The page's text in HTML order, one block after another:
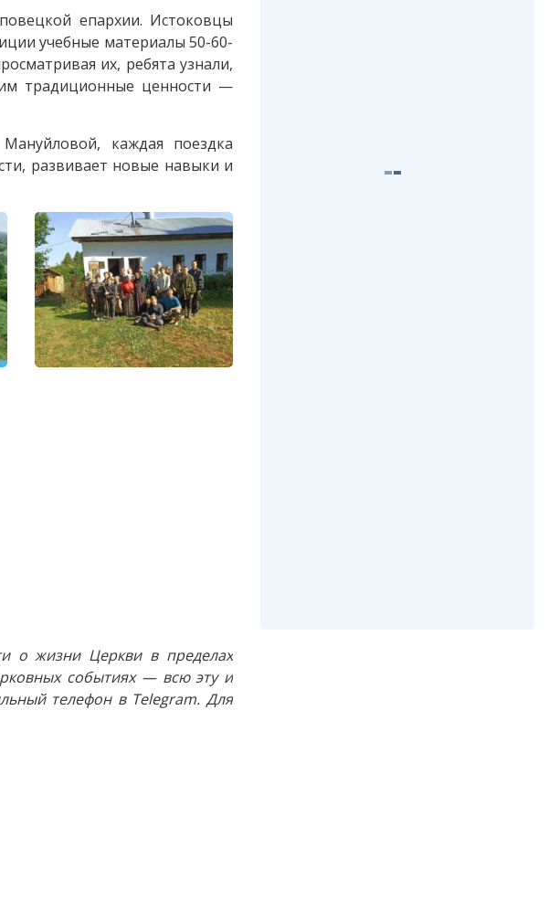
епархии. Истоковцы
учебные материалы 50-60-
их, ребята узнали,
традиционные ценности —
каждая поездка
развивает новые навыки и
о жизни Церкви в пределах
событиях — всю эту и
телефон в Telegram. Для